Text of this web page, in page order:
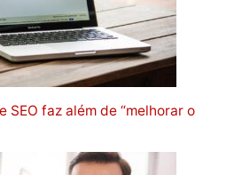
SEO faz além de “melhorar o